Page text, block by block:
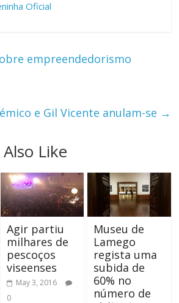
Oficial
empreendedorismo
e Gil Vicente anulam-se →
Like
Agir partiu
milhares de
pescoços
viseenses
May 3, 2016
0
Museu de
Lamego
regista uma
subida de
60% no
número de